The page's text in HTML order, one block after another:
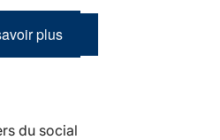
plus
du social